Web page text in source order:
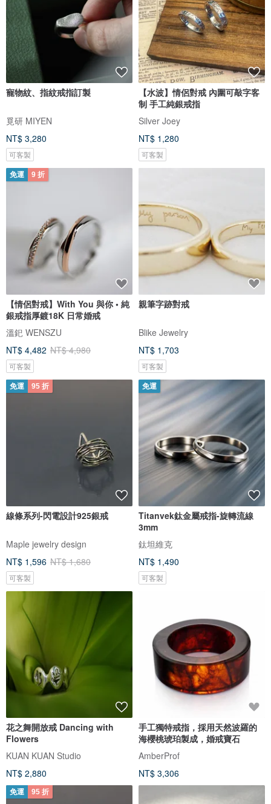
寵物紋、指紋戒指訂製
覓研 MIYEN
NT$ 3,280
可客製
【水波】情侶對戒 內圍可敲字客
制 手工純銀戒指
Silver Joey
NT$ 1,280
可客製
免運 9 折
【情侶對戒】With You 與你 • 純
銀戒指厚鍍18K 日常婚戒
溫釲 WENSZU
NT$ 4,482 NT$ 4,980
可客製
親筆字跡對戒
Blike Jewelry
NT$ 1,703
可客製
免運 95 折
線條系列-閃電設計925銀戒
Maple jewelry design
NT$ 1,596 NT$ 1,680
可客製
免運
Titanvek鈦金屬戒指-旋轉流線
3mm
鈦坦維克
NT$ 1,490
可客製
花之舞開放戒 Dancing with
Flowers
KUAN KUAN Studio
NT$ 2,880
手工獨特戒指，採用天然波羅的
海櫻桃琥珀製成，婚戒寶石
AmberProf
NT$ 3,306
免運 95 折